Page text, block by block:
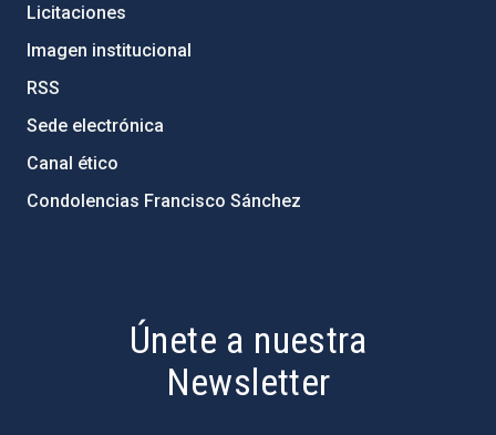
Licitaciones
Imagen institucional
RSS
Sede electrónica
Canal ético
Condolencias Francisco Sánchez
Únete a nuestra
Newsletter